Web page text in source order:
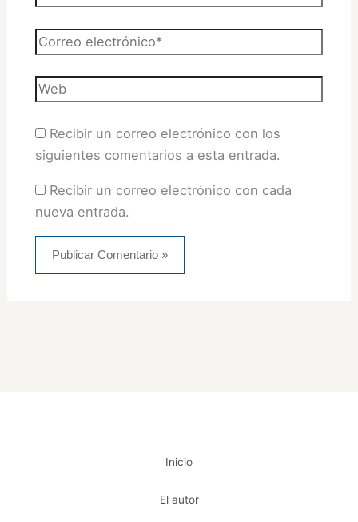
Correo
electrónico*
Web
Recibir un correo electrónico con los
siguientes comentarios a esta entrada.
Recibir un correo electrónico con cada
nueva entrada.
Inicio
El autor